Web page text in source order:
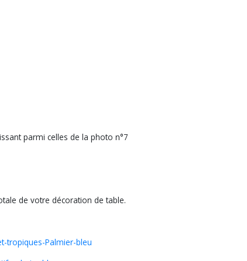
parmi celles de la photo n°7
de votre décoration de table.
tropiques-Palmier-bleu